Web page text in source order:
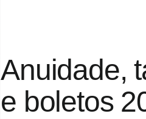
Anuidade,
e boletos